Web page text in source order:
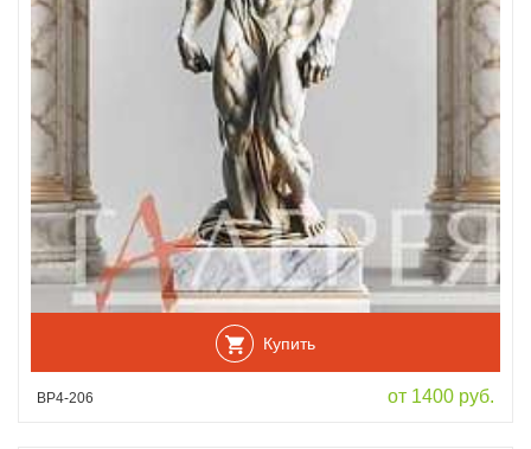
Купить
ВР4-206 от 1400 руб.